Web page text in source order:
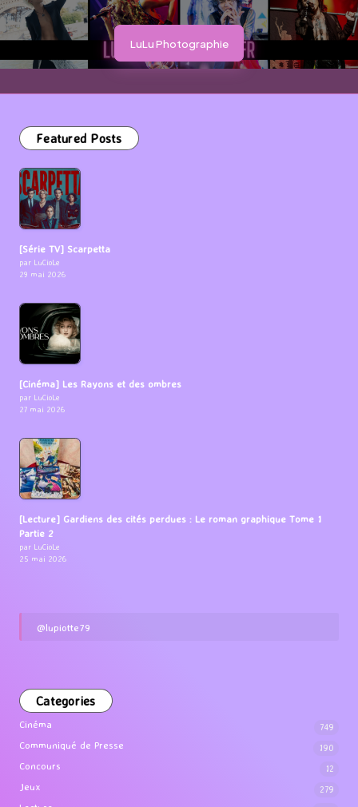
LuLu Photographie
Featured Posts
[Série TV] Scarpetta
par LuCioLe
29 mai 2026
[Cinéma] Les Rayons et des ombres
par LuCioLe
27 mai 2026
[Lecture] Gardiens des cités perdues : Le roman graphique Tome 1
Partie 2
par LuCioLe
25 mai 2026
@lupiotte79
Categories
Cinéma 749
Communiqué de Presse 190
Concours 12
Jeux 279